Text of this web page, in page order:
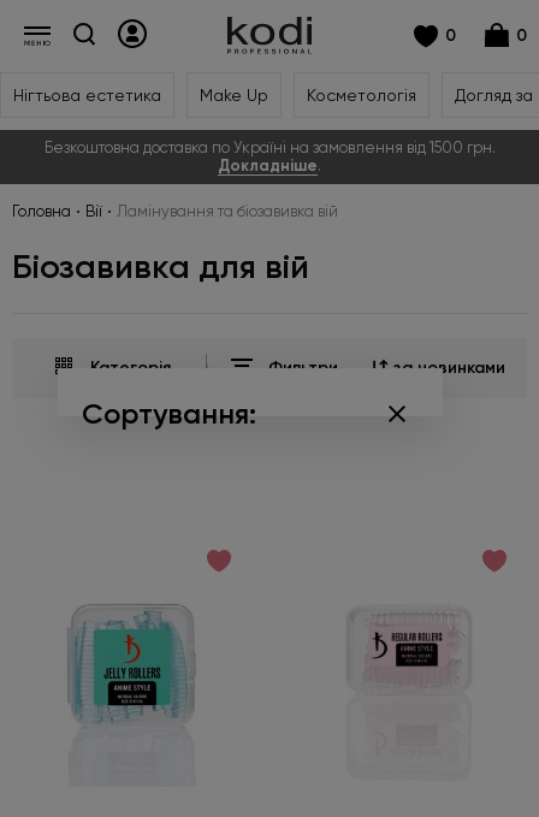
0 0
Нігтьова естетика Make Up Косметологія Догляд
Безкоштовна доставка по Україні на замовлення від 1500 грн.
Докладніше.
Головна Вії Ламінування та біозавивка вій
Біозавивка для вій
Категорія Фильтри за новинками
Сортування:
за зростанням ціни
за спаданням ціни